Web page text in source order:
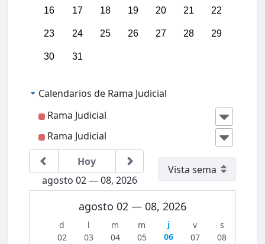
16 17 18 19 20 21 22
23 24 25 26 27 28 29
30 31
Calendarios de Rama Judicial
Rama Judicial
Rama Judicial
Hoy
agosto 02 — 08, 2026
agosto 02 — 08, 2026
02 03 04 05 06 07 08
04:00
08:00
greso
Jurisdi
cción
Conten
Admini
a del
Caribe